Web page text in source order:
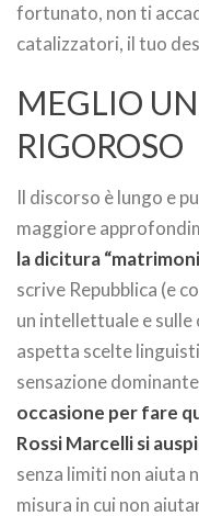
fortunato, non ti
catalizzatori, il tuo
MEGLIO
RIGOROSO
Il discorso è lungo e
maggiore
la dicitura
scrive Repubblica (e
un intellettuale e sulle
aspetta scelte
sensazione
occasione per fare
Rossi Marcelli si
senza limiti non aiuta
misura in cui non